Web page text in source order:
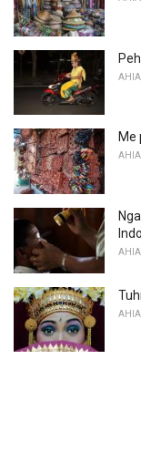
AHIA
Me
AHIA
AHIA
AHIA